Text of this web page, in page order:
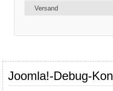
Versand
Joomla!-Debug-